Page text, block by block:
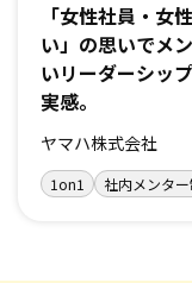
「女性社員・女
い」の思いでメ
いリーダーシッ
実感。
ヤマハ株式会社
1on1 社内メンタ